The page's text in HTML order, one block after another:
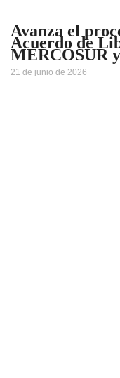
Avanza el
Acuerdo de
MERCOSUR
21 de junio de 2026